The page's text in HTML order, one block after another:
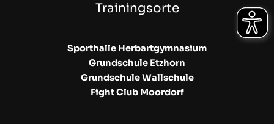
Trainingsorte
Sporthalle Herbartgymnasium
Grundschule Etzhorn
Grundschule Wallschule
Fight Club Moordorf